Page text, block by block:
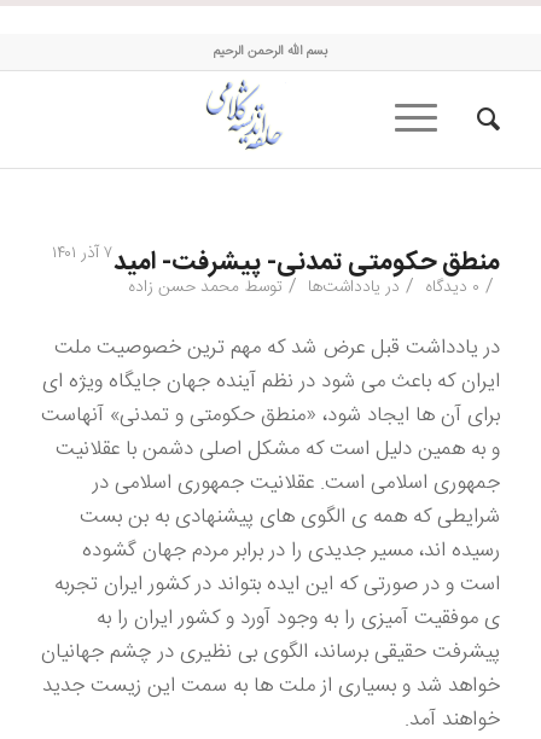
حلقه اندیشه کلامی
بسم الله الرحمن الرحیم
منطق حکومتی تمدنی- پیشرفت- امید۷ آذر ۱۴۰۱
/ ۰ دیدگاه / در یادداشت‌ها / توسط محمد حسن زاده
در یادداشت قبل عرض شد که مهم ترین خصوصیت ملت
ایران که باعث می شود در نظم آینده جهان جایگاه ویژه ای
برای آن ها ایجاد شود، «منطق حکومتی و تمدنی» آنهاست
و به همین دلیل است که مشکل اصلی دشمن با عقلانیت
جمهوری اسلامی است. عقلانیت جمهوری اسلامی در
شرایطی که همه ی الگوی های پیشنهادی به بن بست
رسیده اند، مسیر جدیدی را در برابر مردم جهان گشوده
است و در صورتی که این ایده بتواند در کشور ایران تجربه
ی موفقیت آمیزی را به وجود آورد و کشور ایران را به
پیشرفت حقیقی برساند، الگوی بی نظیری در چشم جهانیان
خواهد شد و بسیاری از ملت ها به سمت این زیست جدید
خواهند آمد.